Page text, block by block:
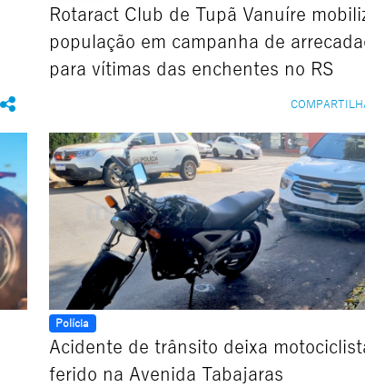
Rotaract Club de Tupã Vanuíre
população em campanha de
para vítimas das enchentes no RS
Polícia
Acidente de trânsito deixa
ferido na Avenida Tabajaras